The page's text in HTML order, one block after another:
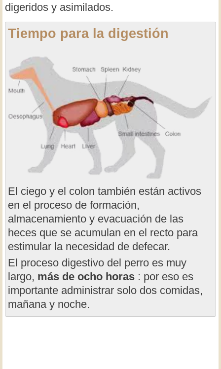
digeridos y asimilados.
Tiempo para la digestión
El ciego y el colon también están activos
en el proceso de formación,
almacenamiento y evacuación de las
heces que se acumulan en el recto para
estimular la necesidad de defecar.
El proceso digestivo del perro es muy
largo, más de ocho horas : por eso es
importante administrar solo dos comidas,
mañana y noche.